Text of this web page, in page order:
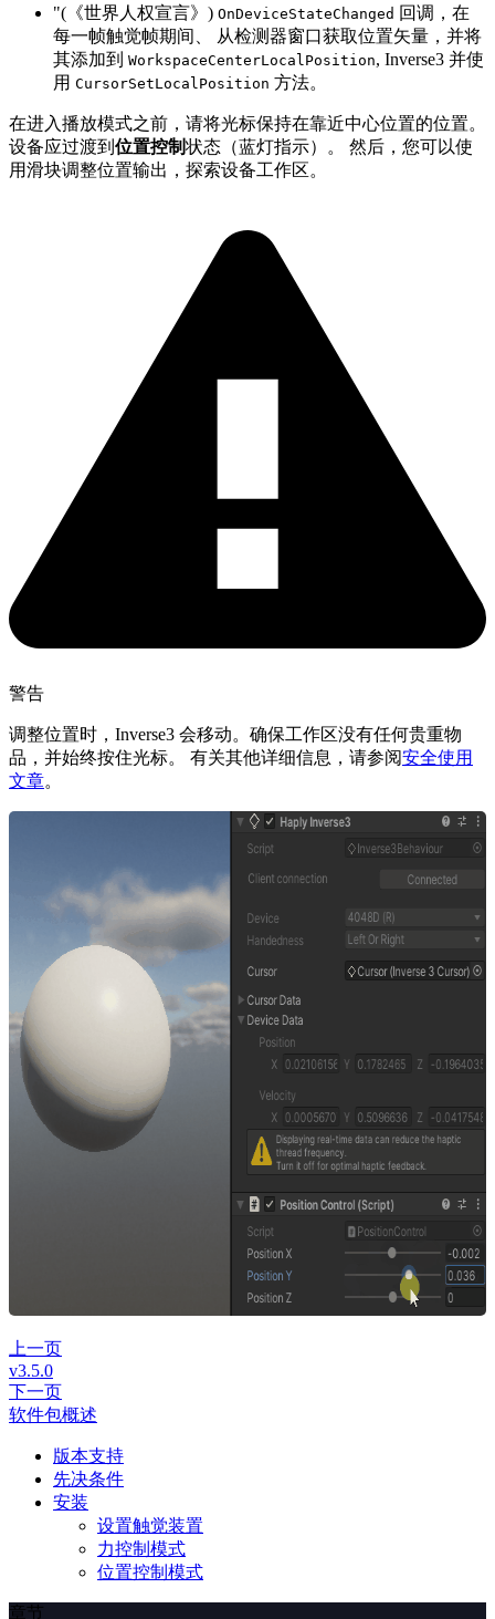
"(《世界人权宣言》) OnDeviceStateChanged 回调，在
每一帧触觉帧期间、 从检测器窗口获取位置矢量，并将
其添加到 WorkspaceCenterLocalPosition, Inverse3 并使
用 CursorSetLocalPosition 方法。
在进入播放模式之前，请将光标保持在靠近中心位置的位置。
设备应过渡到 位置控制状态（蓝灯指示）。 然后，您可以使
用滑块调整位置输出，探索设备工作区。
警告
调整位置时，Inverse3 会移动。确保工作区没有任何贵重物
品，并始终按住光标。 有关其他详细信息，请参阅安全使用
文章。
上一页
v3.5.0
下一页
软件包概述
版本支持
先决条件
安装
设置触觉装置
力控制模式
位置控制模式
章节